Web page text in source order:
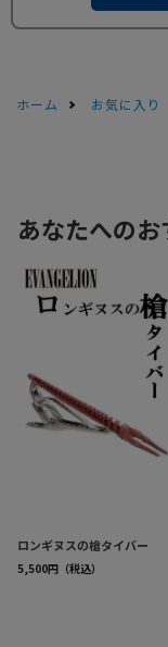
ホーム お気に入り